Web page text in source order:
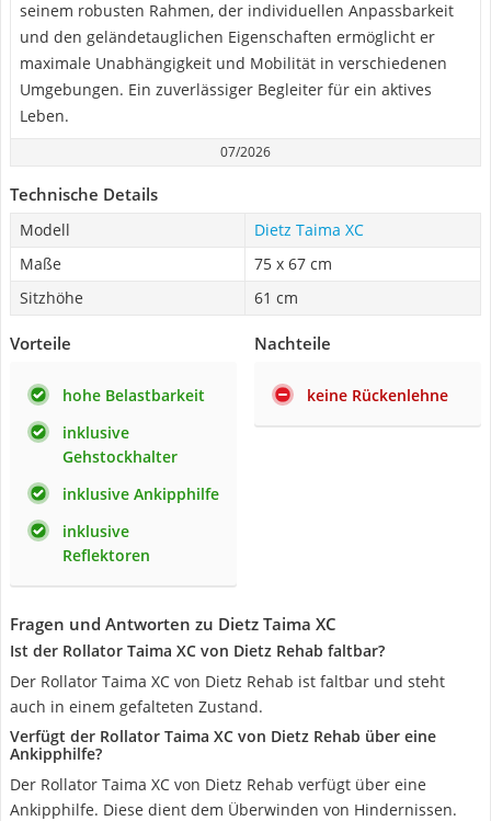
seinem robusten Rahmen, der individuellen Anpassbarkeit
und den geländetauglichen Eigenschaften ermöglicht er
maximale Unabhängigkeit und Mobilität in verschiedenen
Umgebungen. Ein zuverlässiger Begleiter für ein aktives
Leben.
07/2026
Technische Details
Modell
Dietz Taima XC
Maße
75 x 67 cm
Sitzhöhe
61 cm
Vorteile
hohe Belastbarkeit
inklusive
Gehstockhalter
inklusive Ankipphilfe
inklusive
Reflektoren
Nachteile
keine Rückenlehne
Fragen und Antworten zu Dietz Taima XC
Ist der Rollator Taima XC von Dietz Rehab faltbar?
Der Rollator Taima XC von Dietz Rehab ist faltbar und steht
auch in einem gefalteten Zustand.
Verfügt der Rollator Taima XC von Dietz Rehab über eine
Ankipphilfe?
Der Rollator Taima XC von Dietz Rehab verfügt über eine
Ankipphilfe. Diese dient dem Überwinden von Hindernissen.